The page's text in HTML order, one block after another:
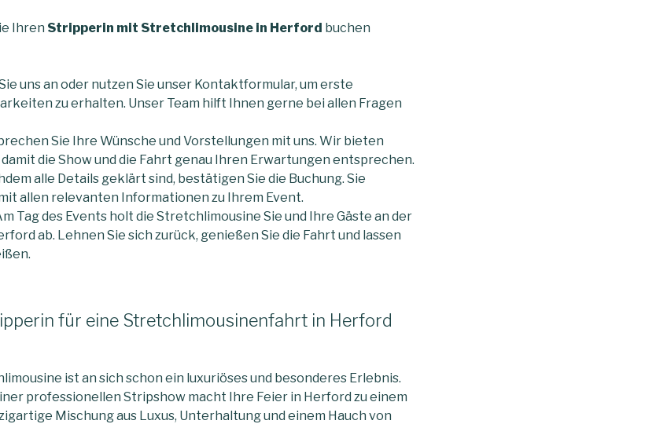
Ihren Stripperin mit Stretchlimousine in Herford buchen
uns an oder nutzen Sie unser Kontaktformular, um erste
zu erhalten. Unser Team hilft Ihnen gerne bei allen Fragen
Sie Ihre Wünsche und Vorstellungen mit uns. Wir bieten
die Show und die Fahrt genau Ihren Erwartungen entsprechen.
alle Details geklärt sind, bestätigen Sie die Buchung. Sie
allen relevanten Informationen zu Ihrem Event.
Tag des Events holt die Stretchlimousine Sie und Ihre Gäste an der
ab. Lehnen Sie sich zurück, genießen Sie die Fahrt und lassen
für eine Stretchlimousinenfahrt in Herford
ist an sich schon ein luxuriöses und besonderes Erlebnis.
professionellen Stripshow macht Ihre Feier in Herford zu einem
Mischung aus Luxus, Unterhaltung und einem Hauch von